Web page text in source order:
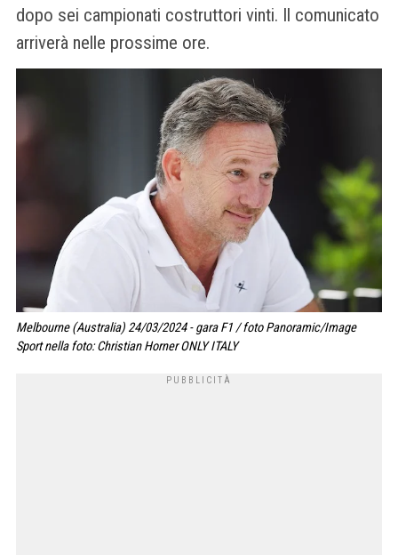
dopo sei campionati costruttori vinti. Il comunicato
arriverà nelle prossime ore.
Melbourne (Australia) 24/03/2024 - gara F1 / foto Panoramic/Image
Sport nella foto: Christian Horner ONLY ITALY